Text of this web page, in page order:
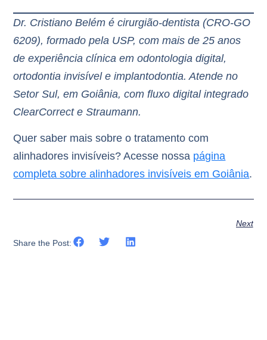
Dr. Cristiano Belém é cirurgião-dentista (CRO-GO
6209), formado pela USP, com mais de 25 anos
de experiência clínica em odontologia digital,
ortodontia invisível e implantodontia. Atende no
Setor Sul, em Goiânia, com fluxo digital integrado
ClearCorrect e Straumann.
Quer saber mais sobre o tratamento com
alinhadores invisíveis? Acesse nossa página
completa sobre alinhadores invisíveis em Goiânia.
Next
Share the Post: